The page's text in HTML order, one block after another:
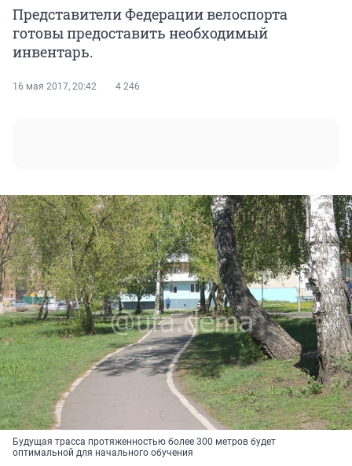
Представители Федерации велоспорта
готовы предоставить необходимый
инвентарь.
16 мая 2017, 20:42 4 246
Будущая трасса протяженностью более 300 метров будет
оптимальной для начального обучения